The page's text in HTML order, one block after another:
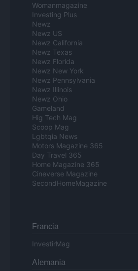
Womanmagazine
Investing Plus
Newz
Newz US
Newz California
Newz Texas
Newz Florida
Newz New York
Newz Pennsylvania
Newz Illinois
Newz Ohio
Gameland
Hig Tech Mag
Scoop Mag
Lgbtqia News
Motors Magazine 365
Day Travel 365
Home Magazine 365
Cineverse Magazine
SecondHomeMagazine
Francia
InvestirMag
Alemania